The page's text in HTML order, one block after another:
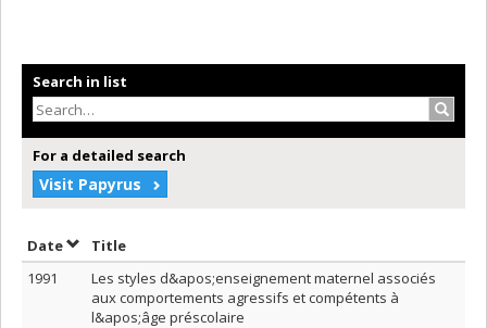
Search in list
For a detailed search
Visit Papyrus
DateSort by date in descending order
Title
1991
Les styles d&apos;enseignement maternel associés
aux comportements agressifs et compétents à
l&apos;âge préscolaire